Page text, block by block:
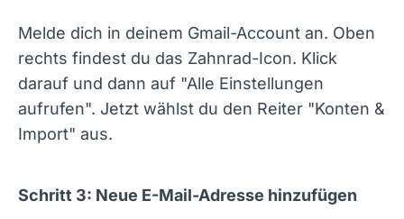
Melde dich in deinem Gmail-Account an. Oben
rechts findest du das Zahnrad-Icon. Klick
darauf und dann auf "Alle Einstellungen
aufrufen". Jetzt wählst du den Reiter "Konten &
Import" aus.
Schritt 3: Neue E-Mail-Adresse hinzufügen